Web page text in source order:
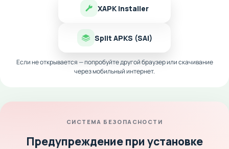
XAPK Installer
Split APKS (SAI)
Если не открывается — попробуйте другой браузер или скачивание
через мобильный интернет.
СИСТЕМА БЕЗОПАСНОСТИ
Предупреждение при установке